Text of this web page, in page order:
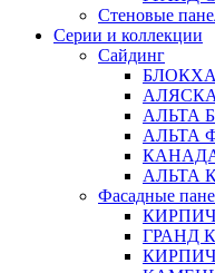
Стеновые
Серии и коллекции
Сайдинг
АЛЯСКА
АЛЬТА
АЛЬТА
АЛЬТА
Фасадные
ГРАНД